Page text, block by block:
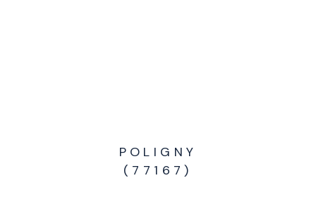
POLIGNY
(77167)